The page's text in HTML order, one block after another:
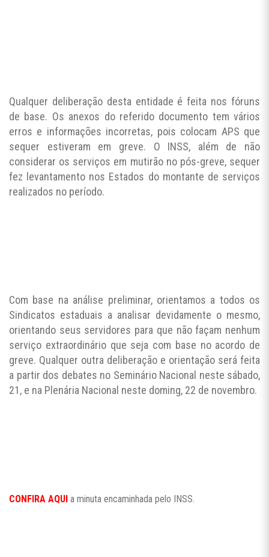
Qualquer deliberação desta entidade é feita nos fóruns
de base. Os anexos do referido documento tem vários
erros e informações incorretas, pois colocam APS que
sequer estiveram em greve. O INSS, além de não
considerar os serviços em mutirão no pós-greve, sequer
fez levantamento nos Estados do montante de serviços
realizados no período.
Com base na análise preliminar, orientamos a todos os
Sindicatos estaduais a analisar devidamente o mesmo,
orientando seus servidores para que não façam nenhum
serviço extraordinário que seja com base no acordo de
greve. Qualquer outra deliberação e orientação será feita
a partir dos debates no Seminário Nacional neste sábado,
21, e na Plenária Nacional neste doming, 22 de novembro.
CONFIRA AQUI a minuta encaminhada pelo INSS.